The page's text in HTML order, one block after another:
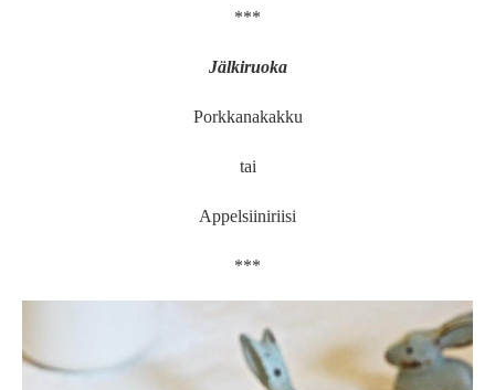
***
Jälkiruoka
Porkkanakakku
tai
Appelsiiniriisi
***